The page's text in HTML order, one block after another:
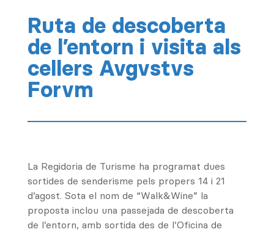
Ruta de descoberta
de l’entorn i visita als
cellers Avgvstvs
Forvm
La Regidoria de Turisme ha programat dues
sortides de senderisme pels propers 14 i 21
d’agost. Sota el nom de “Walk&Wine” la
proposta inclou una passejada de descoberta
de l’entorn, amb sortida des de l’Oficina de